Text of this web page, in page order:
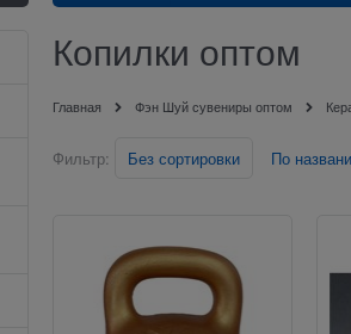
Копилки оптом
Главная Фэн Шуй сувениры оптом
Фильтр: Без сортировки По